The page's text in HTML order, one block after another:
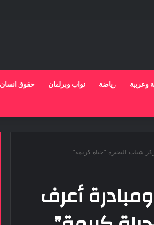
وعربية رياضة نواب وبرلمان حقوق انسان
شباب البحيرة “حياة كريمة”
أعرف